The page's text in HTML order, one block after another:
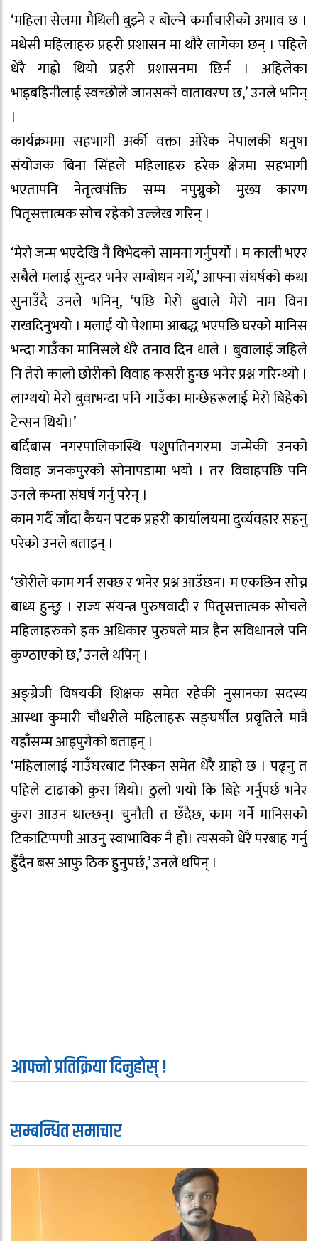
‘महिला सेलमा मैथिली बुझ्ने र बोल्ने कर्माचारीको अभाव छ ।
मधेसी महिलाहरु प्रहरी प्रशासन मा थौरै लागेका छन् । पहिले
धेरै गाह्रो थियो प्रहरी प्रशासनमा छिर्न । अहिलेका
भाइबहिनीलाई स्वच्छोले जानसक्ने वातावरण छ,’ उनले भनिन्
।
कार्यक्रममा सहभागी अर्की वक्ता ओरेक नेपालकी धनुषा
संयोजक बिना सिंहले महिलाहरु हरेक क्षेत्रमा सहभागी
भएतापनि नेतृत्वपंक्ति सम्म नपुग्नुको मुख्य कारण
पितृसत्तात्मक सोच रहेको उल्लेख गरिन् ।
‘मेरो जन्म भएदेखि नै विभेदको सामना गर्नुपर्यो । म काली भएर
सबैले मलाई सुन्दर भनेर सम्बोधन गर्थे,’ आफ्ना संघर्षको कथा
सुनाउँदै उनले भनिन्, ‘पछि मेरो बुवाले मेरो नाम विना
राखदिनुभयो । मलाई यो पेशामा आबद्ध भएपछि घरको मानिस
भन्दा गाउँका मानिसले धेरै तनाव दिन थाले । बुवालाई जहिले
नि तेरो कालो छोरीको विवाह कसरी हुन्छ भनेर प्रश्न गरिन्थ्यो ।
लाग्थयो मेरो बुवाभन्दा पनि गाउँका मान्छेहरूलाई मेरो बिहेको
टेन्सन थियो।’
बर्दिबास नगरपालिकास्थि पशुपतिनगरमा जन्मेकी उनको
विवाह जनकपुरको सोनापडामा भयो । तर विवाहपछि पनि
उनले कम्ता संघर्ष गर्नु परेन् ।
काम गर्दै जाँदा कैयन पटक प्रहरी कार्यालयमा दुर्व्यवहार सहनु
परेको उनले बताइन् ।
‘छोरीले काम गर्न सक्छ र भनेर प्रश्न आउँछन। म एकछिन सोच्न
बाध्य हुन्छु । राज्य संयन्त्र पुरुषवादी र पितृसत्तात्मक सोचले
महिलाहरुको हक अधिकार पुरुषले मात्र हैन संविधानले पनि
कुण्ठाएको छ,’ उनले थपिन् ।
अङ्ग्रेजी विषयकी शिक्षक समेत रहेकी नुसानका सदस्य
आस्था कुमारी चौधरीले महिलाहरू सङ्घर्षील प्रवृतिले मात्रै
यहाँसम्म आइपुगेको बताइन् ।
‘महिलालाई गाउँघरबाट निस्कन समेत धेरै ग्राहो छ । पढ्नु त
पहिले टाढाको कुरा थियो। ठुलो भयो कि बिहे गर्नुपर्छ भनेर
कुरा आउन थाल्छन्। चुनौती त छँदैछ, काम गर्ने मानिसको
टिकाटिप्पणी आउनु स्वाभाविक नै हो। त्यसको धेरै परबाह गर्नु
हुँदैन बस आफु ठिक हुनुपर्छ,’ उनले थपिन् ।
आफ्नो प्रतिक्रिया दिनुहोस् !
सम्बन्धित समाचार